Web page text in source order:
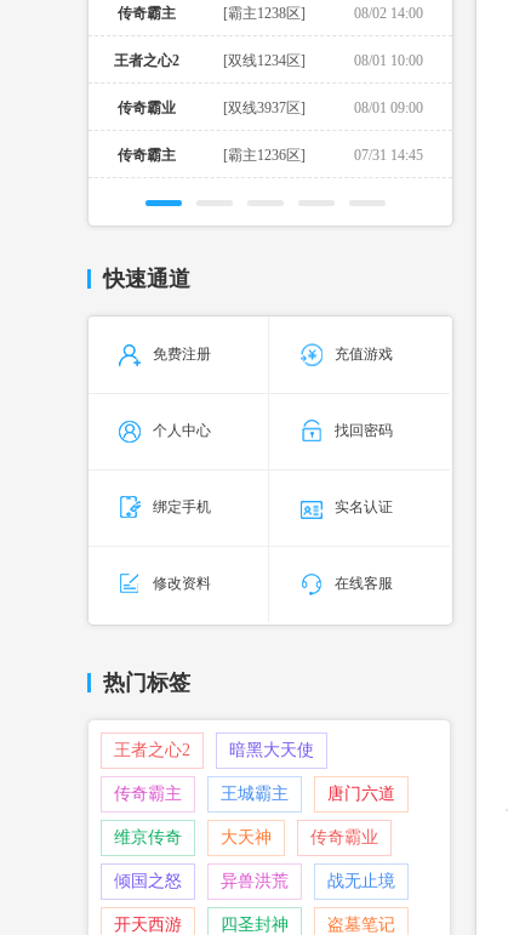
传奇霸主 [霸主1238区] 08/02 14:00
王者之心2 [双线1234区] 08/01 10:00
传奇霸业 [双线3937区] 08/01 09:00
传奇霸主 [霸主1236区] 07/31 14:45
快速通道
免费注册 充值游戏
个人中心 找回密码
绑定手机 实名认证
修改资料 在线客服
热门标签
王者之心2 暗黑大天使
传奇霸主 王城霸主 唐门六道
维京传奇 大天神 传奇霸业
倾国之怒 异兽洪荒 战无止境
开天西游 四圣封神 盗墓笔记